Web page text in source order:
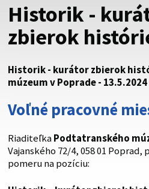
Táto stránka je zabezpečená
cez zabezpečenú webovú
vždy začína https:// pred
Historik -
zbierok
Historik - kurátor zbierok
múzeum v Poprade - 13.5.2024
Voľné pracovné
RiaditeľkaPodtatranského
Vajanského 72/4, 058 01
pomeru na pozíciu: